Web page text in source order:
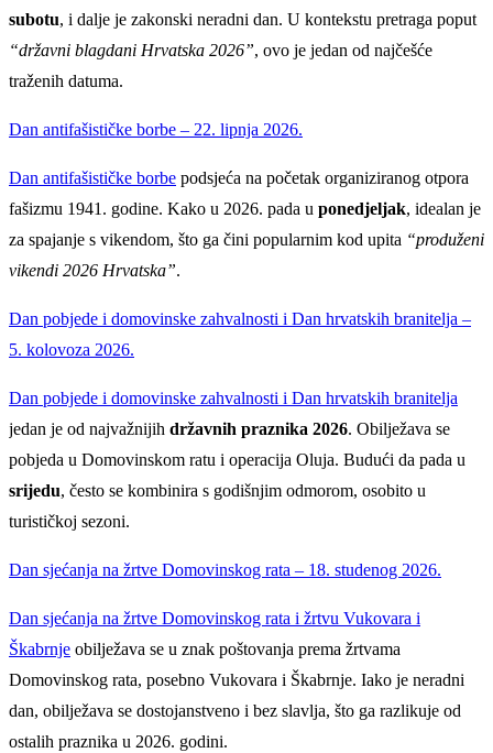
subotu, i dalje je zakonski neradni dan. U kontekstu pretraga poput
“državni blagdani Hrvatska 2026”, ovo je jedan od najčešće
traženih datuma.
Dan antifašističke borbe – 22. lipnja 2026.
Dan antifašističke borbe podsjeća na početak organiziranog otpora
fašizmu 1941. godine. Kako u 2026. pada u ponedjeljak, idealan je
za spajanje s vikendom, što ga čini popularnim kod upita “produženi
vikendi 2026 Hrvatska”.
Dan pobjede i domovinske zahvalnosti i Dan hrvatskih branitelja –
5. kolovoza 2026.
Dan pobjede i domovinske zahvalnosti i Dan hrvatskih branitelja
jedan je od najvažnijih državnih praznika 2026. Obilježava se
pobjeda u Domovinskom ratu i operacija Oluja. Budući da pada u
srijedu, često se kombinira s godišnjim odmorom, osobito u
turističkoj sezoni.
Dan sjećanja na žrtve Domovinskog rata – 18. studenog 2026.
Dan sjećanja na žrtve Domovinskog rata i žrtvu Vukovara i
Škabrnje obilježava se u znak poštovanja prema žrtvama
Domovinskog rata, posebno Vukovara i Škabrnje. Iako je neradni
dan, obilježava se dostojanstveno i bez slavlja, što ga razlikuje od
ostalih praznika u 2026. godini.